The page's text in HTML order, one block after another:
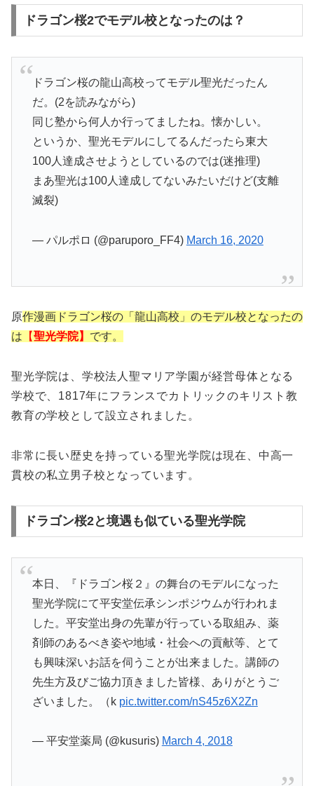
ドラゴン桜2でモデル校となったのは？
ドラゴン桜の龍山高校ってモデル聖光だったん
だ。(2を読みながら)
同じ塾から何人か行ってましたね。懐かしい。
というか、聖光モデルにしてるんだったら東大
100人達成させようとしているのでは(迷推理)
まあ聖光は100人達成してないみたいだけど(支離
滅裂)
— パルポロ (@paruporo_FF4) March 16, 2020
原作漫画ドラゴン桜の「龍山高校」のモデル校となったの
は 【聖光学院】 です。
聖光学院は、学校法人聖マリア学園が経営母体となる
学校で、1817年にフランスでカトリックのキリスト教
教育の学校として設立されました。
非常に長い歴史を持っている聖光学院は現在、中高一
貫校の私立男子校となっています。
ドラゴン桜2と境遇も似ている聖光学院
本日、『ドラゴン桜２』の舞台のモデルになった
聖光学院にて平安堂伝承シンポジウムが行われま
した。平安堂出身の先輩が行っている取組み、薬
剤師のあるべき姿や地域・社会への貢献等、とて
も興味深いお話を伺うことが出来ました。講師の
先生方及びご協力頂きました皆様、ありがとうご
ざいました。（k pic.twitter.com/nS45z6X2Zn
— 平安堂薬局 (@kusuris) March 4, 2018